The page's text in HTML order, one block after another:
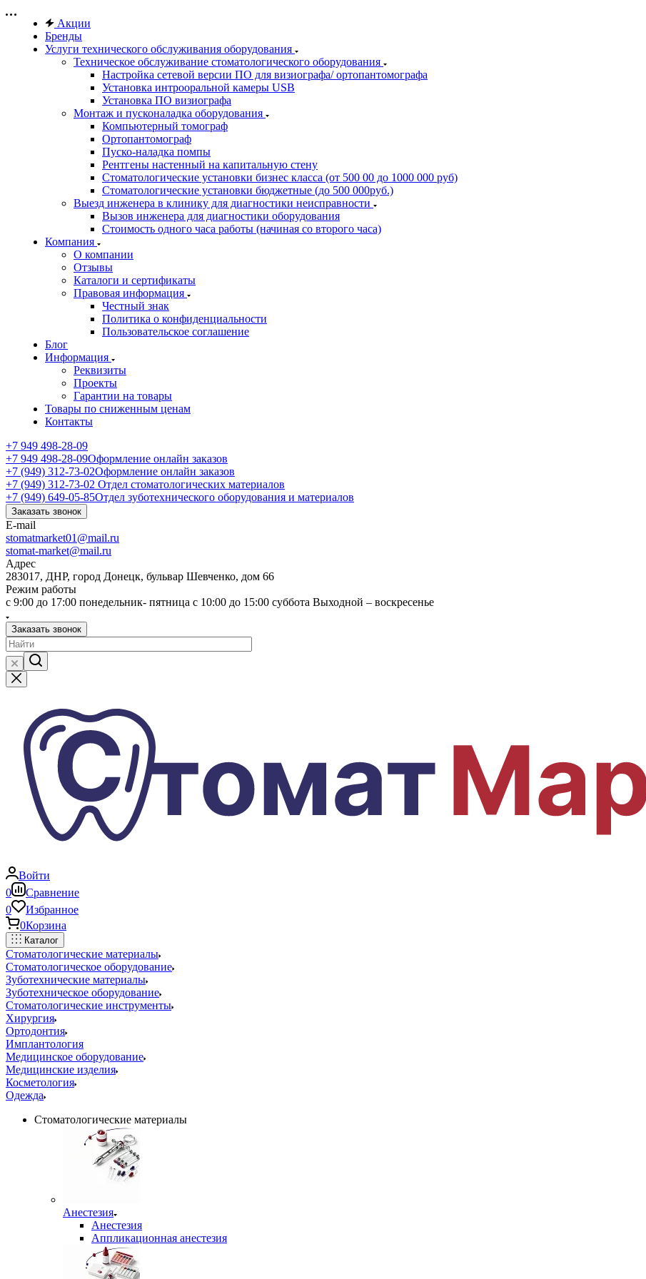
Акции
Бренды
Услуги технического обслуживания оборудования
Техническое обслуживание стоматологического оборудования
Настройка сетевой версии ПО для визиографа/ ортопантомографа
Установка интрооральной камеры USB
Установка ПО визиографа
Монтаж и пусконаладка оборудования
Компьютерный томограф
Ортопантомограф
Пуско-наладка помпы
Рентгены настенный на капитальную стену
Стоматологические установки бизнес класса (от 500 00 до 1000 000 руб)
Стоматологические установки бюджетные (до 500 000руб.)
Выезд инженера в клинику для диагностики неисправности
Вызов инженера для диагностики оборудования
Стоимость одного часа работы (начиная со второго часа)
Компания
О компании
Отзывы
Каталоги и сертификаты
Правовая информация
Честный знак
Политика о конфиденциальности
Пользовательское соглашение
Блог
Информация
Реквизиты
Проекты
Гарантии на товары
Товары по сниженным ценам
Контакты
+7 949 498-28-09
+7 949 498-28-09Оформление онлайн заказов
+7 (949) 312-73-02Оформление онлайн заказов
+7 (949) 312-73-02 Отдел стоматологических материалов
+7 (949) 649-05-85Отдел зуботехнического оборудования и материалов
Заказать звонок
E-mail
stomatmarket01@mail.ru
stomat-market@mail.ru
Адрес
283017, ДНР, город Донецк, бульвар Шевченко, дом 66
Режим работы
с 9:00 до 17:00 понедельник- пятница с 10:00 до 15:00 суббота Выходной – воскресенье
Заказать звонок
Войти
0
Сравнение
0
Избранное
0Корзина
Каталог
Стоматологические материалы
Стоматологическое оборудование
Зуботехнические материалы
Зуботехническое оборудование
Стоматологические инструменты
Хирургия
Ортодонтия
Имплантология
Медицинское оборудование
Медицинские изделия
Косметология
Одежда
Стоматологические материалы
Анестезия
Анестезия
Аппликационная анестезия